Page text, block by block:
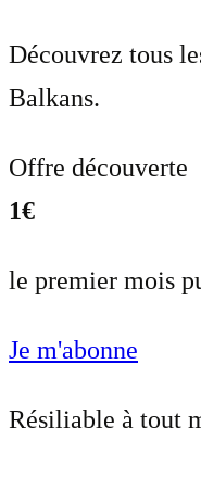
Découvrez tous
Balkans.
Offre découverte
1€
le premier mois
Je m'abonne
Résiliable à tout